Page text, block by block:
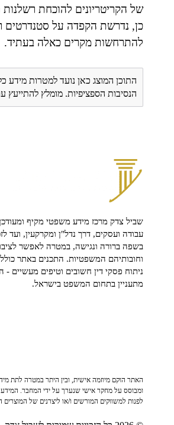
של הקריטריונים להוכחת
כן, נדרשת הקפדה על סטנדרטים
להתרחשות מקרים כאלה בעתיד.
התוכן המוצג כאן נועד למטרות מידע
הנסיבות הספציפיות. מומלץ
שביל צדק מרכז מידע משפטי מקיף
עבודה ועסקים, דרך נדל"ן ומקרקעין, ועד
בשפה ברורה ונגישה, במטרה לאפשר
וחובותיהם המשפטיות. התכנים באתר
ניתוח פסקי דין חשובים וטיפים מעשיים -
מתעניין בתחום המשפט בישראל.
האתר הוקם מיוזמה אישית, ובין היתר במטרה לתת
ומבוסס על מחקר אישי שנערך על ידי המחבר. המידע
לפנות למשווקים המורשים ו/או ליצרנים של המוצרים